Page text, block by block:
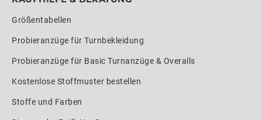
Größentabellen
Probieranzüge für Turnbekleidung
Probieranzüge für Basic Turnanzüge & Overalls
Kostenlose Stoffmuster bestellen
Stoffe und Farben